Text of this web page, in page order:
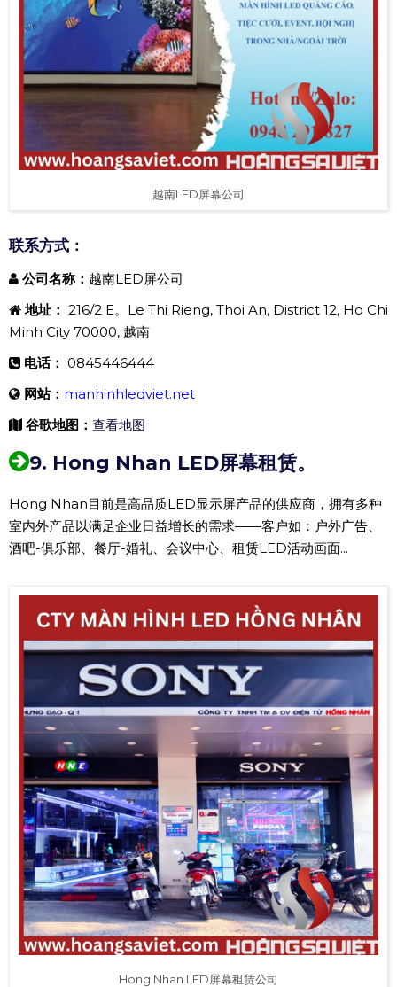
越南LED屏幕公司
联系方式：
公司名称： 越南LED屏公司
地址： 216/2 E。Le Thi Rieng, Thoi An, District 12, Ho Chi
Minh City 70000, 越南
电话： 0845446444
网站： manhinhledviet.net
谷歌地图： 查看地图
9. Hong Nhan LED屏幕租赁。
Hong Nhan目前是高品质LED显示屏产品的供应商，拥有多种
室内外产品以满足企业日益增长的需求——客户如：户外广告、
酒吧-俱乐部、餐厅-婚礼、会议中心、租赁LED活动画面...
Hong Nhan LED屏幕租赁公司